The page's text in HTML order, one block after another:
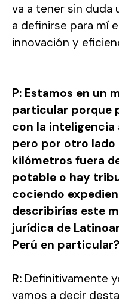
va a tener sin duda
a definirse para mí
innovación y
P: Estamos en un
particular porque
con la inteligencia
pero por otro lado
kilómetros fuera
potable o hay
cociendo
describirías este
jurídica de
Perú en particular?
R: Definitivamente
vamos a decir